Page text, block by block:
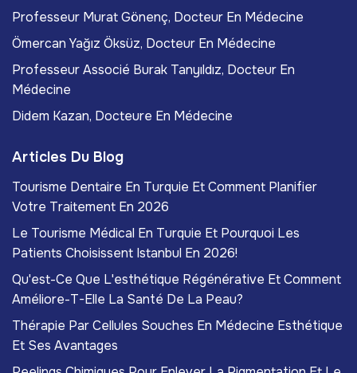
Professeur Murat Gönenç, Docteur En Médecine
Ömercan Yağız Öksüz, Docteur En Médecine
Professeur Associé Burak Tanyıldız, Docteur En
Médecine
Didem Kazan, Docteure En Médecine
Articles Du Blog
Tourisme Dentaire En Turquie Et Comment Planifier
Votre Traitement En 2026
Le Tourisme Médical En Turquie Et Pourquoi Les
Patients Choisissent Istanbul En 2026!
Qu'est-Ce Que L'esthétique Régénérative Et Comment
Améliore-T-Elle La Santé De La Peau?
Thérapie Par Cellules Souches En Médecine Esthétique
Et Ses Avantages